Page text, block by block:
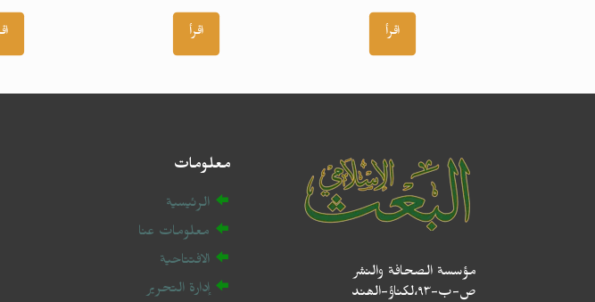
اقرأ اقرأ
مؤسسة الصحافة والنشر
ص-ب-۹۳،لکناؤ-الھند
معلومات
الرئيسية
معلومات عنا
الافتتاحية
إدارة التحرير